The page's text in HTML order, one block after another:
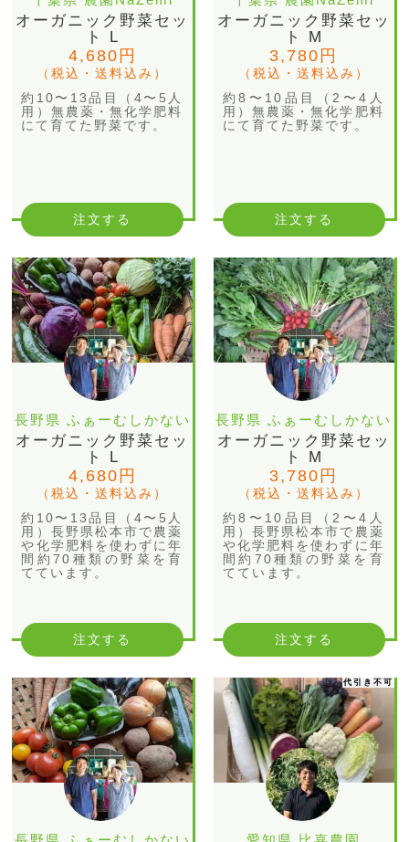
オーガニック野菜セッ
ト L
4,680円
（税込・送料込み）
約10〜13品目（4〜5人
用）無農薬・無化学肥料
にて育てた野菜です。
注文する
オーガニック野菜セッ
ト M
3,780円
（税込・送料込み）
約8〜10品目（2〜4人
用）無農薬・無化学肥料
にて育てた野菜です。
注文する
長野県 ふぁーむしかない
オーガニック野菜セッ
ト L
4,680円
（税込・送料込み）
約10〜13品目（4〜5人
用）長野県松本市で農薬
や化学肥料を使わずに年
間約70種類の野菜を育
てています。
注文する
長野県 ふぁーむしかない
オーガニック野菜セッ
ト M
3,780円
（税込・送料込み）
約8〜10品目（2〜4人
用）長野県松本市で農薬
や化学肥料を使わずに年
間約70種類の野菜を育
てています。
注文する
代引き不可